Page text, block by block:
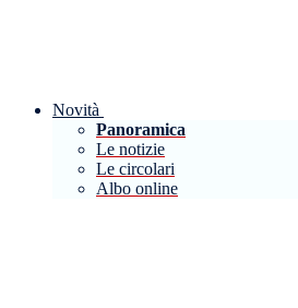
Novità
Panoramica
Le notizie
Le circolari
Albo online